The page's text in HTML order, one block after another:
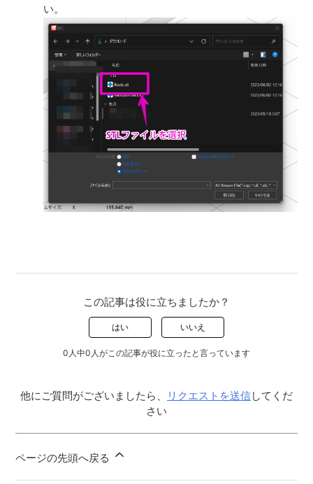
い。
この記事は役に立ちましたか？
はい いいえ
0人中0人がこの記事が役に立ったと言っています
他にご質問がございましたら、 リクエストを送信してくだ
さい
ページの先頭へ戻る